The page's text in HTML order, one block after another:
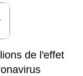
de l'effet